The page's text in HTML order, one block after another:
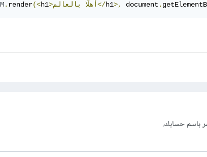
. render(<h1 >أهلًابالعالم</h1>, document .
باسم حسابك.